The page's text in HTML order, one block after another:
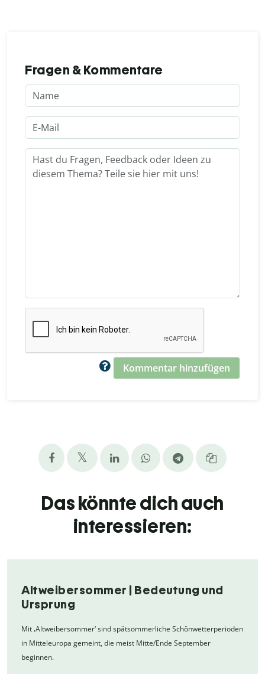
Fragen & Kommentare
Kommentar hinzufügen
Das könnte dich auch
interessieren:
Altweibersommer | Bedeutung und
Ursprung
Mit ‚Altweibersommer‘ sind spätsommerliche Schönwetterperioden
in Mitteleuropa gemeint, die meist Mitte/Ende September
beginnen.